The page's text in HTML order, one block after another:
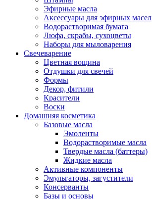
Эфирные масла
Аксессуары для эфирных масел
Водорастворимая бумага
Люфа, скрабы, сухоцветы
Наборы для мыловарения
Свечеварение
Цветная вощина
Отдушки для свечей
Формы
Декор, фитили
Красители
Воски
Домашняя косметика
Базовые масла
Эмоленты
Водорастворимые масла
Твердые масла (баттеры)
Жидкие масла
Активные компоненты
Эмульгаторы, загустители
Консерванты
Базы и основы